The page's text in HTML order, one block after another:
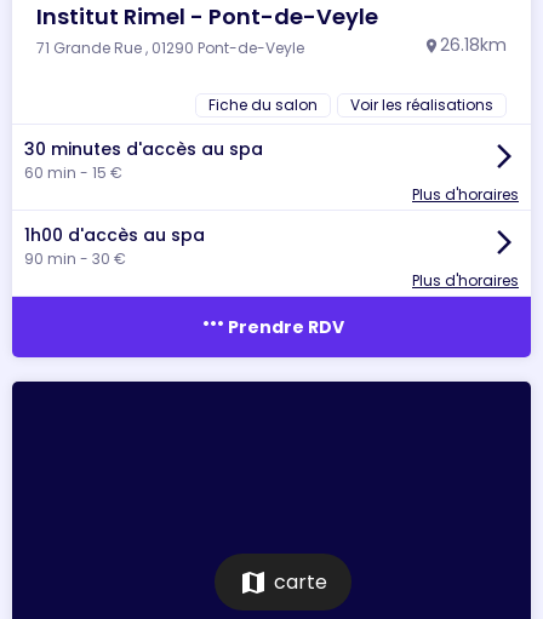
Institut Rimel - Pont-de-Veyle
71 Grande Rue , 01290 Pont-de-Veyle location_on 26.18km
Fiche du salon Voir les réalisations
30 minutes d'accès au spa
60 min - 15 €
arrow_forward_ios
Plus d'horaires
1h00 d'accès au spa
90 min - 30 €
arrow_forward_ios
Plus d'horaires
more_horiz Prendre RDV
map carte